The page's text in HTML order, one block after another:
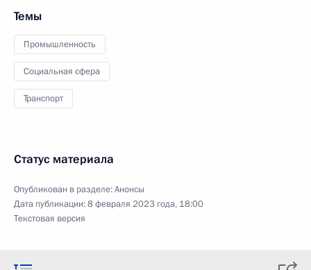
Темы
Промышленность
Социальная сфера
Транспорт
Статус материала
Опубликован в разделе:Анонсы
Дата публикации:8 февраля 2023 года, 18:00
Текстовая версия